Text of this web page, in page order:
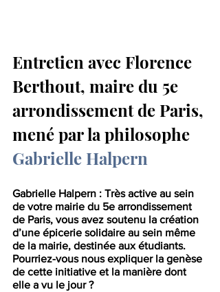
Entretien avec Florence
Berthout, maire du 5e
arrondissement de Paris,
mené par la philosophe
Gabrielle Halpern
Gabrielle Halpern : Très active au sein
de votre mairie du 5e arrondissement
de Paris, vous avez soutenu la création
d’une épicerie solidaire au sein même
de la mairie, destinée aux étudiants.
Pourriez-vous nous expliquer la genèse
de cette initiative et la manière dont
elle a vu le jour ?